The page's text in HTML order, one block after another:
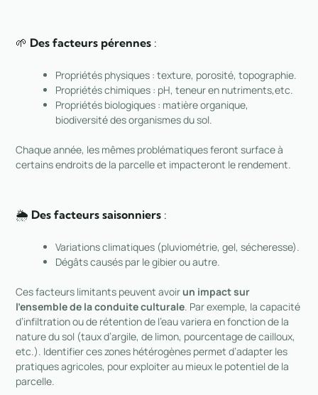
🌱 Des facteurs pérennes :
Propriétés physiques : texture, porosité, topographie.
Propriétés chimiques : pH, teneur en nutriments,etc.
Propriétés biologiques : matière organique,
biodiversité des organismes du sol.
Chaque année, les mêmes problématiques feront surface à
certains endroits de la parcelle et impacteront le rendement.
🌦️ Des facteurs saisonniers :
Variations climatiques (pluviométrie, gel, sécheresse).
Dégâts causés par le gibier ou autre.
Ces facteurs limitants peuvent avoirun impact sur
l’ensemble de la conduite culturale. Par exemple, la capacité
d’infiltration ou de rétention de l’eau variera en fonction de la
nature du sol (taux d’argile, de limon, pourcentage de cailloux,
etc.). Identifier ces zones hétérogènes permet d’adapter les
pratiques agricoles, pour exploiter au mieux le potentiel de la
parcelle.